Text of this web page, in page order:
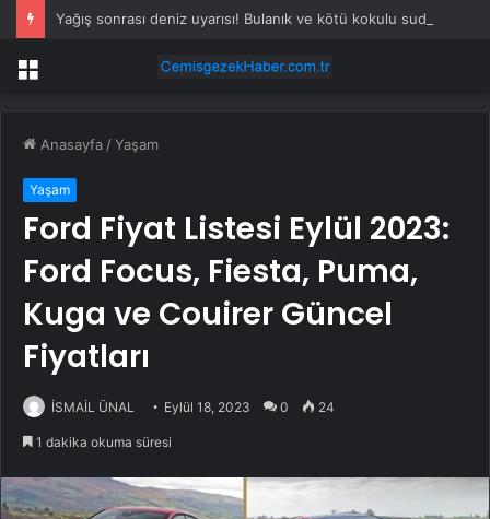
Menü
Anasayfa /Yaşam
Yaşam
Ford Fiyat Listesi Eylül 2023:
Ford Focus, Fiesta, Puma,
Kuga ve Couirer Güncel
Fiyatları
İSMAİL ÜNAL Eylül 18, 2023 0 24
1 dakika okuma süresi